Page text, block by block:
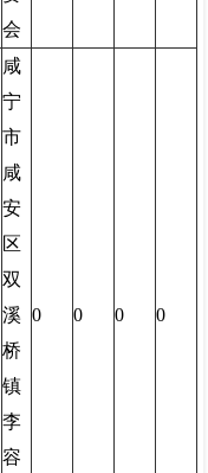
会
咸
宁
市
咸
安
区
双
溪
桥
镇
李
容
0 0 0 0